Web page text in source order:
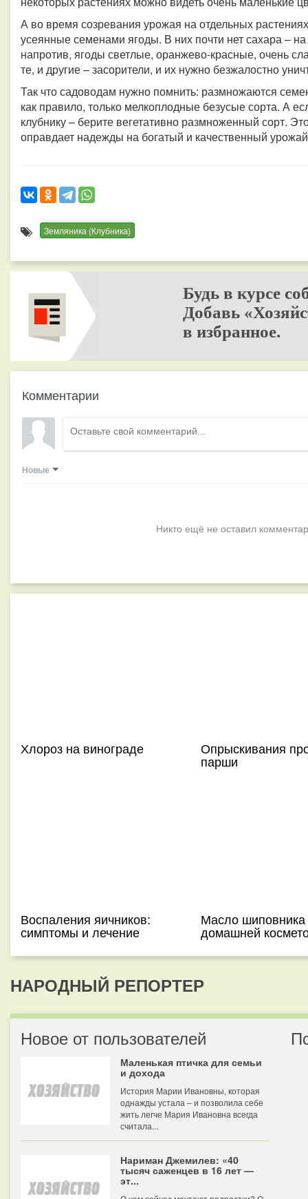
А во время созревания урожая на отдельных
усеянные семенами ягоды. В них почти нет сахара –
напротив, ягоды светлые, оранжево-красные, очень
те, и другие – засорители, и их нужно безжалостно
Так что садоводам нужно помнить: размножаются
как правило, только мелкоплодные безусые сорта. А
клубнику – берите вегетативно размноженный сорт.
оправдает надежды на богатый и качественный
Земляника (Клубника)
Будь в курсе
Добавь
в избранное.
Комментарии
Новые
Никто ещё не оставил
Хлороз на винограде Опрыскивания
парши
Воспаления яичников:
симптомы и лечение
Масло шиповника
домашней
НАРОДНЫЙ РЕПОРТЕР
Новое от пользователей
Маленькая птичка для семьи
и дохода
История Марии Ивановны, которая
однажды устала – и позволила себе
жить легче Мария Ивановна всегда
считала...
Нариман Джемилев: «40
тысяч саженцев в 16 лет —
эт...